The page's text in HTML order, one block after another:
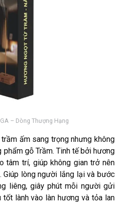
– Dòng Thượng Hạng
ấm sang trọng nhưng không
gỗ Trầm. Tinh tế bởi hương
tâm trí, giúp không gian trở nên
Giúp lòng người lắng lại và bước
liêng, giây phút mỗi người gửi
lành vào làn hương và tỏa lan